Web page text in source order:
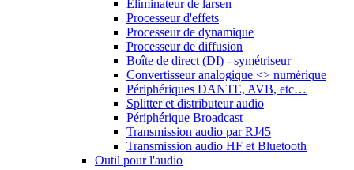
Eliminateur de larsen
Processeur d'effets
Processeur de dynamique
Processeur de diffusion
Boîte de direct (DI) - symétriseur
Convertisseur analogique <> numérique
Périphériques DANTE, AVB, etc…
Splitter et distributeur audio
Périphérique Broadcast
Transmission audio par RJ45
Transmission audio HF et Bluetooth
Outil pour l'audio